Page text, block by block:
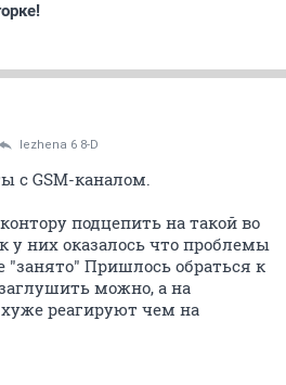
lezhena 6 8-D
с GSM-каналом.
подцепить на такой во
у них оказалось что проблемы
"занято" Пришлось обраться к
можно, а на
хуже реагируют чем на